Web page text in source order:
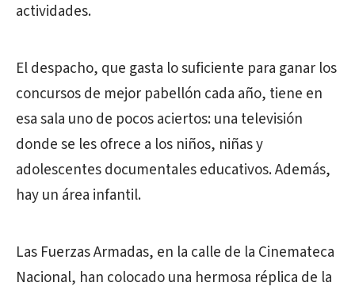
actividades.
El despacho, que gasta lo suficiente para ganar los
concursos de mejor pabellón cada año, tiene en
esa sala uno de pocos aciertos: una televisión
donde se les ofrece a los niños, niñas y
adolescentes documentales educativos. Además,
hay un área infantil.
Las Fuerzas Armadas, en la calle de la Cinemateca
Nacional, han colocado una hermosa réplica de la